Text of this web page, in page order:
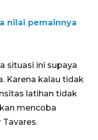
nilai pemainnya
situasi ini supaya
Karena kalau tidak
latihan tidak
mencoba